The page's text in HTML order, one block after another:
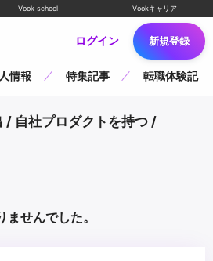
Vook school Vookキャリア
ログイン 新規登録
情報 特集記事 転職体験記
/ 自社プロダクトを持つ /
せんでした。